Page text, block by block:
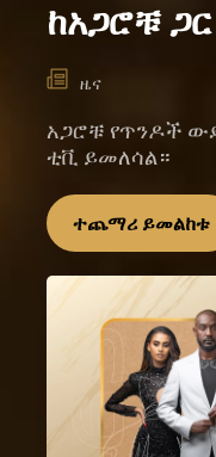
ከአጋሮቹ
ዜና
አጋሮቹ የጥንዶች
ቲቪ ይመለሳል።
ተጨማሪ ይመልከቱ